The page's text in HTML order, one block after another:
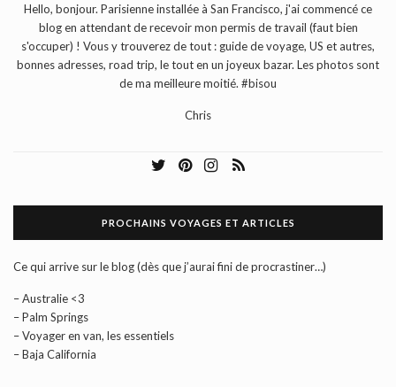
Hello, bonjour. Parisienne installée à San Francisco, j'ai commencé ce
blog en attendant de recevoir mon permis de travail (faut bien
s'occuper) ! Vous y trouverez de tout : guide de voyage, US et autres,
bonnes adresses, road trip, le tout en un joyeux bazar. Les photos sont
de ma meilleure moitié. #bisou
Chris
PROCHAINS VOYAGES ET ARTICLES
Ce qui arrive sur le blog (dès que j’aurai fini de procrastiner…)
– Australie <3
– Palm Springs
– Voyager en van, les essentiels
– Baja California